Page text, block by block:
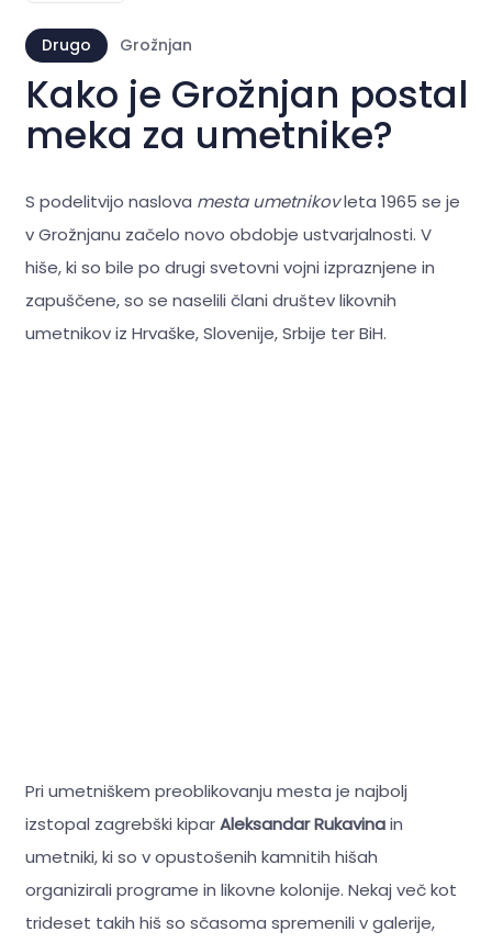
Drugo Grožnjan
Kako je Grožnjan postal
meka za umetnike?
S podelitvijo naslova mesta umetnikovleta 1965 se je
v Grožnjanu začelo novo obdobje ustvarjalnosti. V
hiše, ki so bile po drugi svetovni vojni izpraznjene in
zapuščene, so se naselili člani društev likovnih
umetnikov iz Hrvaške, Slovenije, Srbije ter BiH.
Pri umetniškem preoblikovanju mesta je najbolj
izstopal zagrebški kiparAleksandar Rukavinain
umetniki, ki so v opustošenih kamnitih hišah
organizirali programe in likovne kolonije. Nekaj več kot
trideset takih hiš so sčasoma spremenili v galerije,